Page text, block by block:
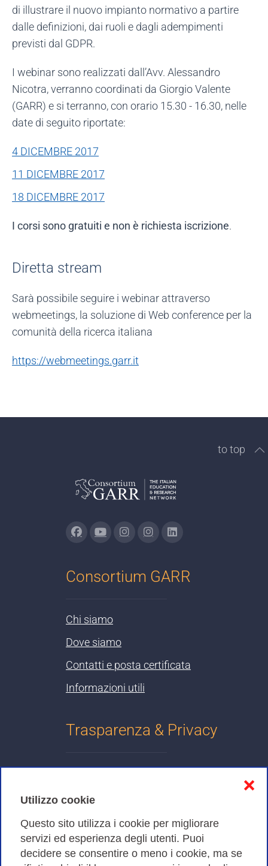
Utilizzo cookie
Questo sito utilizza i cookie per migliorare
servizi ed esperienza degli utenti. Puoi
decidere se consentire o meno i cookie, ma se
❌
di illustrare il nuovo impianto normativo a partire
dalle definizioni, dai ruoli e dagli adempimenti
previsti dal GDPR.
I webinar sono realizzati dall’Avv. Alessandro
Nicotra, verranno coordinati da Giorgio Valente
(GARR) e si terranno, con orario 15.30 - 16.30, nelle
date di seguito riportate:
4 DICEMBRE 2017
11 DICEMBRE 2017
18 DICEMBRE 2017
I corsi sono gratuiti e non è richiesta iscrizione.
Diretta stream
Sarà possibile seguire i webinar attraverso
webmeetings, la soluzione di Web conference per la
comunità della ricerca italiana
https://webmeetings.garr.it
to top
Consortium GARR
Chi siamo
Dove siamo
Contatti e posta certificata
Informazioni utili
Trasparenza & Privacy
Cookies Policy
Amministrazione trasparente
Bandi di Gara